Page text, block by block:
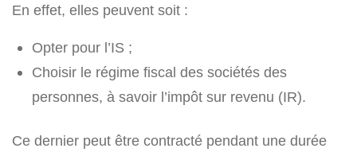
En effet, elles peuvent soit :
Opter pour l’IS ;
Choisir le régime fiscal des sociétés des
personnes, à savoir l’impôt sur revenu (IR).
Ce dernier peut être contracté pendant une durée